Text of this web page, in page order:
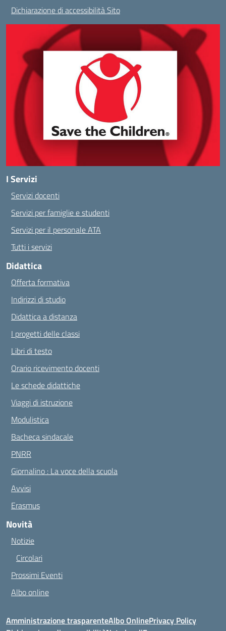
Dichiarazione di accessibilità Sito
I Servizi
Servizi docenti
Servizi per famiglie e studenti
Servizi per il personale ATA
Tutti i servizi
Didattica
Offerta formativa
Indirizzi di studio
Didattica a distanza
I progetti delle classi
Libri di testo
Orario ricevimento docenti
Le schede didattiche
Viaggi di istruzione
Modulistica
Bacheca sindacale
PNRR
Giornalino : La voce della scuola
Avvisi
Erasmus
Novità
Notizie
Circolari
Prossimi Eventi
Albo online
Amministrazione trasparenteAlbo OnlinePrivacy Policy